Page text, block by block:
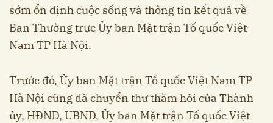
sớm ổn định cuộc sống và thông tin kết quả về
Ban Thường trực Ủy ban Mặt trận Tổ quốc Việt
Nam TP Hà Nội.
Trước đó, Ủy ban Mặt trận Tổ quốc Việt Nam TP
Hà Nội cũng đã chuyển thư thăm hỏi của Thành
ủy, HĐND, UBND, Ủy ban Mặt trận Tổ quốc Việt